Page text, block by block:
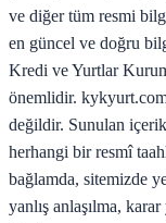
ve diğer tüm resmi
en güncel ve doğru
Kredi ve Yurtlar
önemlidir.
değildir. Sunulan
herhangi bir resmî
bağlamda, sitemizde
yanlış anlaşılma,